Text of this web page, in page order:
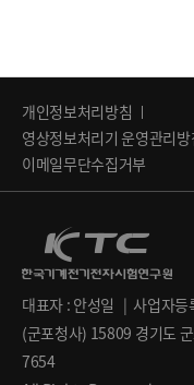
개인정보처리방침
영상정보처리기 운영관리방
이메일무단수집거부
대표자 : 안성일 | 사업자
(군포청사) 15809 경기도
7654